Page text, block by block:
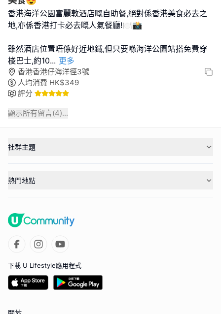
香港海洋公園富麗敦酒店嘅自助餐,絕對係香港美食必去之
地,亦係香港打卡必去嘅人氣餐廳!🍽️📸
雖然酒店位置唔係好近地鐵,但只要喺海洋公園站搭免費穿
梭巴士,約10... 更多
香港香港仔海洋徑3號
人均消費 HK$349
評分
顯示所有留言(4)...
社群主題
熱門地點
下載 U Lifestyle應用程式